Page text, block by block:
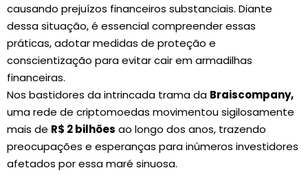
causando prejuízos financeiros substanciais. Diante
dessa situação, é essencial compreender essas
práticas, adotar medidas de proteção e
conscientização para evitar cair em armadilhas
financeiras.
Nos bastidores da intrincada trama da Braiscompany,
uma rede de criptomoedas movimentou sigilosamente
mais de R$ 2 bilhões ao longo dos anos, trazendo
preocupações e esperanças para inúmeros investidores
afetados por essa maré sinuosa.